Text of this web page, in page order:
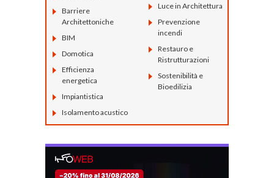
Barriere
Architettoniche
BIM
Domotica
Efficienza
energetica
Impiantistica
Isolamento acustico
Luce in Architettura
Prevenzione
incendi
Restauro e
Ristrutturazioni
Sostenibilità e
Bioedilizia